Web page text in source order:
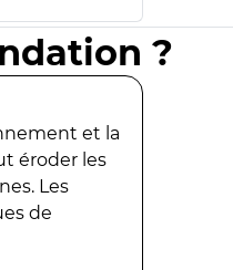
?
et la
éroder les
Les
de